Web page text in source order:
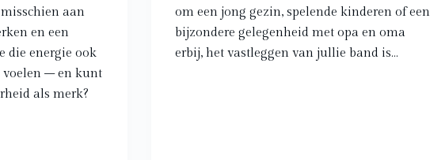
aan
en een
die energie ook
voelen – en kunt
als merk?
om een jong gezin, spelende kinderen of een
bijzondere gelegenheid met opa en oma
erbij, het vastleggen van jullie band is…